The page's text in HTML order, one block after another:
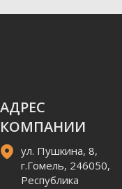
АДРЕС
КОМПАНИИ
ул. Пушкина, 8,
г.Гомель, 246050,
Республика